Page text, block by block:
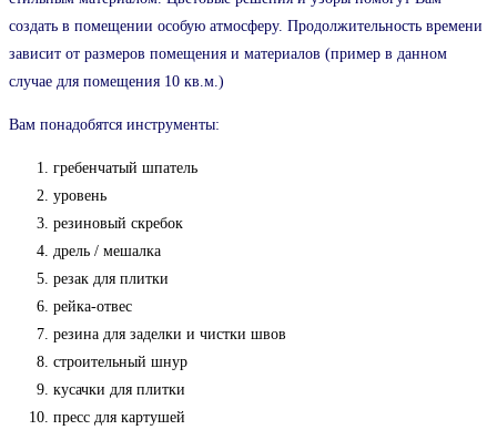
создать в помещении особую атмосферу. Продолжительность времени
зависит от размеров помещения и материалов (пример в данном
случае для помещения 10 кв.м.)
Вам понадобятся инструменты:
гребенчатый шпатель
уровень
резиновый скребок
дрель / мешалка
резак для плитки
рейка-отвес
резина для заделки и чистки швов
строительный шнур
кусачки для плитки
пресс для картушей